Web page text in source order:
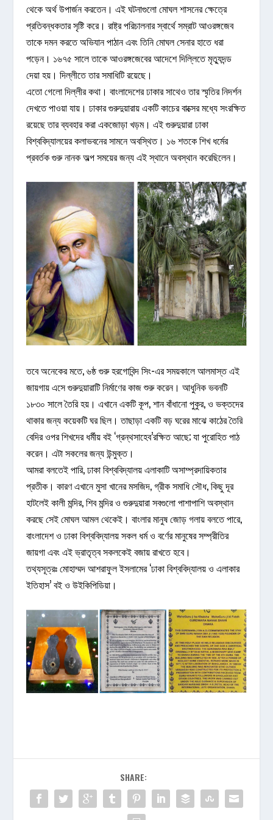
থেকে অর্থ উপার্জন করতেন। এই ঘটনাগুলো মোঘল শাসনের ক্ষেত্রে
প্রতিবন্ধকতার সৃষ্টি করে। রাষ্ট্র পরিচালনার স্বার্থে সম্রাট আওরঙ্গজেব
তাকে দমন করতে অভিযান পাঠান এবং তিনি মোঘল সেনার হাতে ধরা
পড়েন। ১৬৭৫ সালে তাকে আওরঙ্গজেবের আদেশে দিল্লিতে মৃত্যুদন্ড
দেয়া হয়। দিল্লীতে তার সমাধিটি রয়েছে।
এতো গেলো দিল্লীর কথা। বাংলাদেশের ঢাকার সাথেও তার স্মৃতির নিদর্শন
দেখতে পাওয়া যায়। ঢাকার গুরুদুয়ারায় একটি কাচের বাক্সের মধ্যে সংরক্ষিত
রয়েছে তার ব্যবহার করা একজোড়া খড়ম। এই গুরুদুয়ারা ঢাকা
বিশ্ববিদ্যালয়ের কলাভবনের সামনে অবস্থিত। ১৬ শতকে শিখ ধর্মের
প্রবর্তক গুরু নানক অল্প সময়ের জন্য এই স্থানে অবস্থান করেছিলেন।
তবে অনেকের মতে, ৬ষ্ঠ গুরু হরগোবিন্দ সিং-এর সময়কালে আলমাস্ত এই
জায়গায় এসে গুরুদুয়ারাটি নির্মাণের কাজ শুরু করেন। আধুনিক ভবনটি
১৮৩০ সালে তৈরি হয়। এখানে একটি কূপ, শান বাঁধানো পুকুর, ও ভক্তদের
থাকার জন্য কয়েকটি ঘর ছিল। তাছাড়া একটি বড় ঘরের মাঝে কাঠের তৈরি
বেদির ওপর শিখদের ধর্মীয় বই ‘গ্রন্থসাহেব’রক্ষিত আছে; যা পুরোহিত পাঠ
করেন। এটা সকলের জন্য উন্মুক্ত।
আমরা বলতেই পারি, ঢাকা বিশ্ববিদ্যালয় এলাকাটি অসাম্প্রদায়িকতার
প্রতীক। কারণ এখানে মুসা খানের মসজিদ, গ্রীক সমাধি সৌধ, কিছু দূর
হাটলেই কালী মন্দির, শিব মন্দির ও গুরুদুয়ারা সবগুলো পাশাপাশি অবস্থান
করছে সেই মোঘল আমল থেকেই। বাংলার মানুষ জোড় গলায় বলতে পারে,
বাংলাদেশ ও ঢাকা বিশ্ববিদ্যালয় সকল ধর্ম ও বর্ণের মানুষের সম্প্রীতির
জায়গা এবং এই ভ্রাতৃত্ব সকলকেই বজায় রাখতে হবে।
তথ্যসূত্রঃ মোহাম্মদ আশরাফুল ইসলামের ‘ঢাকা বিশ্ববিদ্যালয় ও এলাকার
ইতিহাস’ বই ও উইকিপিডিয়া।
SHARE: